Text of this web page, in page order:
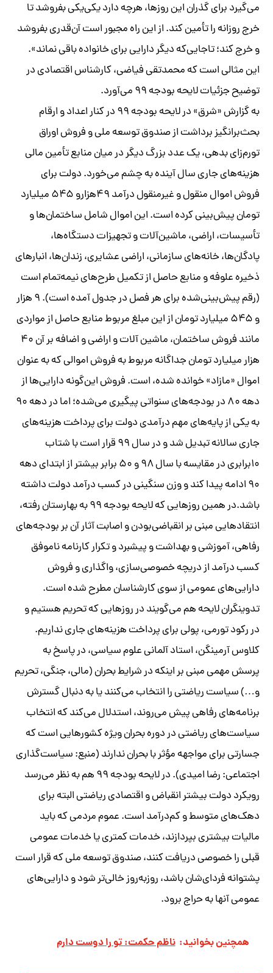
می‌گیرد برای گذران این روزها، هرچه دارد یکی‌یکی بفروشد تا
خرج روزانه را تأمین کند. از این راه مجبور است آن‌قدری بفروشد
و خرج کند؛ تاجایی‌که دیگر دارایی برای خانواده باقی نماند».
این مثالی است که محمدتقی فیاضی، کارشناس اقتصادی در
توضیح جزئیات لایحه بودجه ۹۹ می‌‌آورد.
به گزارش «شرق» در لایحه بودجه ۹۹ در کنار اعداد و ارقام
بحث‌برانگیز برداشت از صندوق توسعه ملی و فروش اوراق
تورم‌زای بدهی، یک عدد بزرگ دیگر در میان منابع تأمین مالی
هزینه‌های جاری سال آینده به چشم می‌خورد. دولت برای
فروش اموال منقول و غیرمنقول درآمد ۴۹هزار‌و ۵۴۵ میلیارد
تومان پیش‌بینی کرده است. این اموال شامل ساختمان‌ها و
تأسیسات، اراضی، ماشین‌آلات و تجهیزات دستگاه‌ها،
پادگان‌ها، خانه‌های سازمانی، اراضی عشایری، زندان‌ها، انبارهای
ذخیره علوفه و منابع حاصل از تکمیل طرح‌های نیمه‌تمام است
(رقم پیش‌بینی‌شده برای هر فصل در جدول آمده است). ۹ هزار
و ۵۴۵ میلیارد تومان از این مبلغ مربوط منابع حاصل از مواردی
مانند فروش ساختمان، ماشین آ‌لات و اراضی و اضافه بر آن ۴۰
هزار میلیارد تومان جداگانه مربوط به فروش اموالی که به عنوان
اموال «مازاد» خوانده شده، است. فروش این‌گونه دارایی‌ها از
دهه ۸۰ در بودجه‌های سنواتی پیگیری می‌شده؛ اما در دهه ۹۰
به یکی از پایه‌های مهم درآمدی دولت برای پرداخت هزینه‌های
جاری سالانه تبدیل شد و در سال ۹۹ قرار است با شتاب
۱۰برابری در مقایسه با سال ۹۸ و ۵۰ برابر بیشتر از ابتدای دهه
۹۰ ادامه پیدا کند و وزن سنگینی در کسب درآمد دولت داشته
باشد.در همین روزهایی که لایحه بودجه ۹۹ به بهارستان رفته،
انتقادهایی مبنی بر انقباضی‌بودن و اصابت آثار آن بر بودجه‌های
رفاهی، آموزشی و بهداشت و پیشبرد و تکرار کارنامه ناموفق
کسب درآمد از دریچه خصوصی‌سازی، واگذاری و فروش
دارایی‌های عمومی از سوی کارشناسان مطرح شده است.
تدوینگران لایحه هم می‌گویند در روزهایی که تحریم هستیم و
در رکود تورمی، پولی برای پرداخت هزینه‌های جاری نداریم.
کلاوس آرمینگن، استاد آلمانی علوم سیاسی، در پاسخ به
پرسش مهمی مبنی بر اینکه در شرایط بحران (مالی، جنگی، تحریم
و…) سیاست ریاضتی را انتخاب می‌کنند یا به دنبال گسترش
برنامه‌های رفاهی پیش می‌روند، استدلال می‌کند که انتخاب
سیاست‌های ریاضتی در دوره بحران ویژه کشورهایی است که
جسارتی برای مواجهه مؤثر با بحران ندارند (منبع: سیاست‌گذاری
اجتماعی: رضا امیدی). در لایحه بودجه ۹۹ هم به نظر می‌رسد
رویکرد دولت بیشتر انقباض و اقتصادی ریاضتی البته برای
دهک‌های متوسط و کم‌درآمد است. عموم مردمی که باید
مالیات بیشتری بپردازند، خدمات کمتری یا خدمات عمومی
قبلی را خصوصی دریافت کنند، صندوق توسعه ملی که قرار است
پشتوانه فردای‌شان باشد، روز‌به‌روز خالی‌تر شود و دارایی‌های
عمومی آنها به حراج برود.
همچنین بخوانید: ناظم حکمت: تو را دوست دارم